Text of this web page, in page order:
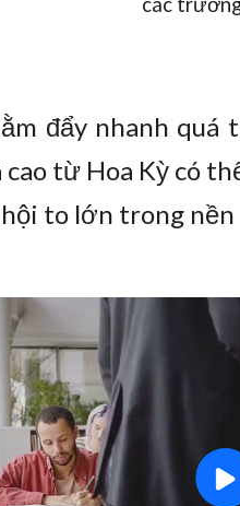
đẩy nhanh quá
từ Hoa Kỳ có
to lớn trong